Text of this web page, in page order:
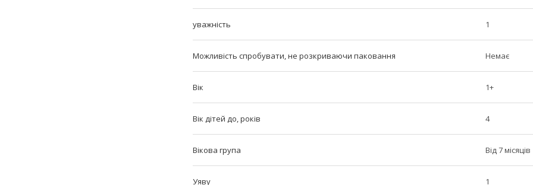
уважність 1
Можливість спробувати, не розкриваючи паковання Немає
Вік 1+
Вік дітей до, років 4
Вікова група Від 7 місяців
Уяву 1